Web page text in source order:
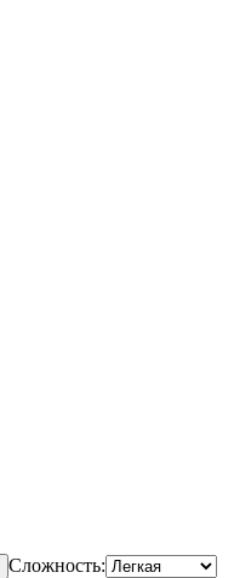
Сложность: